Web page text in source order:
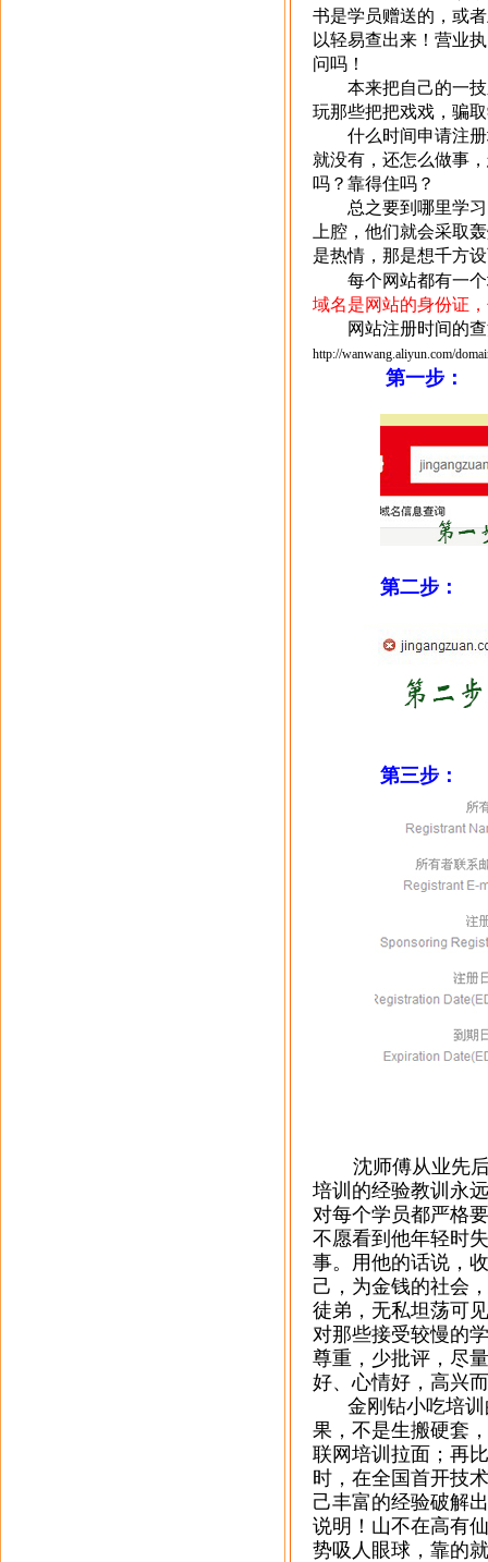
书是学员赠送的，或
以轻易查出来！营业
问吗！
本来把自己的一
玩那些把把戏戏，骗
什么时间申请注
就没有，还怎么做事
吗？靠得住吗？
总之要到哪里学
上腔，他们就会采取
是热情，那是想千方
每个网站都有一
域名是网站的身份证
网站注册时间的
http://wanwang.aliyun.com/
第一步：
第二步：
第三步：
沈师傅从业先
培训的经验教训永
对每个学员都严格
不愿看到他年轻时
事。用他的话说，
己，为金钱的社会
徒弟，无私坦荡可
对那些接受较慢的
尊重，少批评，尽
好、心情好，高兴
金刚钻小吃培
果，不是生搬硬套
联网培训拉面；再
时，在全国首开技
己丰富的经验破解
说明！山不在高有
势吸人眼球，靠的